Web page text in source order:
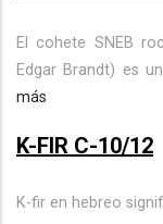
El cohete SNEB
Edgar Brandt) es
más
K-FIR C-10/12
K-fir en hebreo